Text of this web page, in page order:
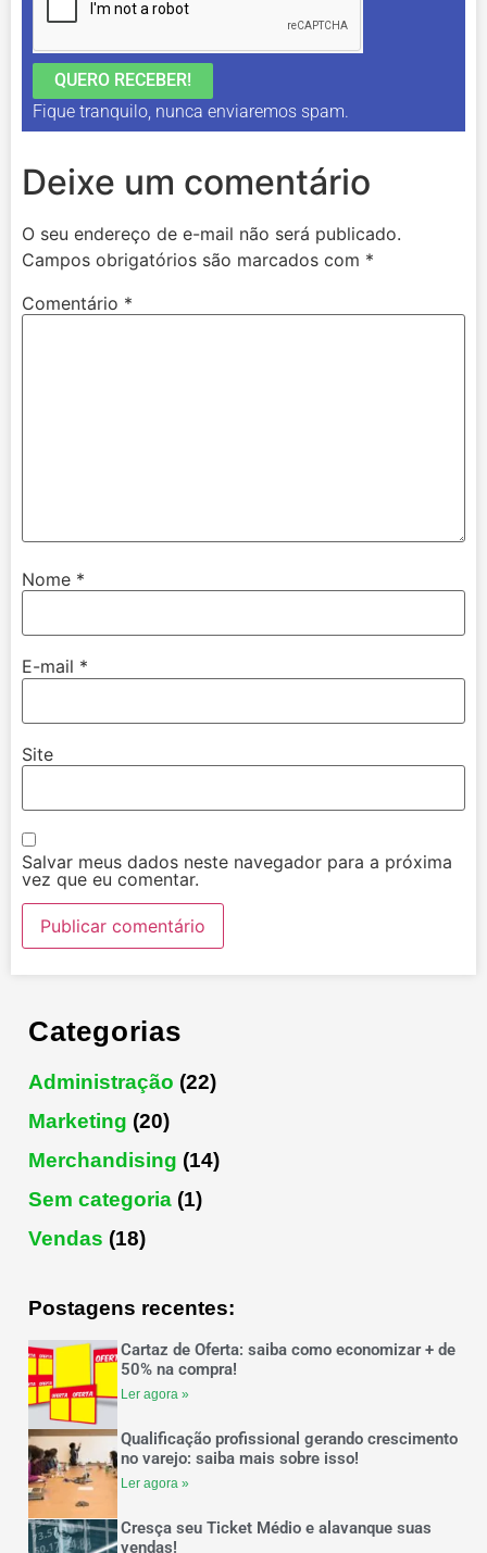
QUERO RECEBER!
Fique tranquilo, nunca enviaremos spam.
Deixe um comentário
O seu endereço de e-mail não será publicado.
Campos obrigatórios são marcados com *
Comentário *
Nome *
E-mail *
Site
Salvar meus dados neste navegador para a próxima
vez que eu comentar.
Categorias
Administração (22)
Marketing (20)
Merchandising (14)
Sem categoria (1)
Vendas (18)
Postagens recentes:
Cartaz de Oferta: saiba como economizar + de
50% na compra!
Ler agora »
Qualificação profissional gerando crescimento
no varejo: saiba mais sobre isso!
Ler agora »
Cresça seu Ticket Médio e alavanque suas
vendas!